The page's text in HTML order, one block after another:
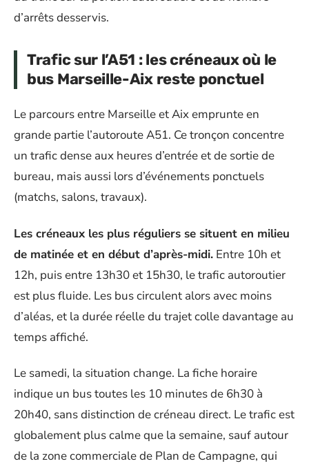
d’arrêts desservis.
Trafic sur l’A51 : les créneaux où le
bus Marseille-Aix reste ponctuel
Le parcours entre Marseille et Aix emprunte en
grande partie l’autoroute A51. Ce tronçon concentre
un trafic dense aux heures d’entrée et de sortie de
bureau, mais aussi lors d’événements ponctuels
(matchs, salons, travaux).
Les créneaux les plus réguliers se situent en milieu
de matinée et en début d’après-midi. Entre 10h et
12h, puis entre 13h30 et 15h30, le trafic autoroutier
est plus fluide. Les bus circulent alors avec moins
d’aléas, et la durée réelle du trajet colle davantage au
temps affiché.
Le samedi, la situation change. La fiche horaire
indique un bus toutes les 10 minutes de 6h30 à
20h40, sans distinction de créneau direct. Le trafic est
globalement plus calme que la semaine, sauf autour
de la zone commerciale de Plan de Campagne, qui